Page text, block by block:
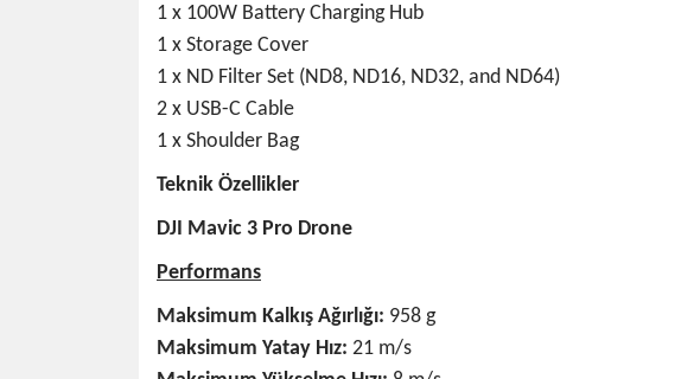
1 x 100W Battery Charging Hub
1 x Storage Cover
1 x ND Filter Set (ND8, ND16, ND32, and ND64)
2 x USB-C Cable
1 x Shoulder Bag
Teknik Özellikler
DJI Mavic 3 Pro Drone
Performans
Maksimum Kalkış Ağırlığı: 958 g
Maksimum Yatay Hız: 21 m/s